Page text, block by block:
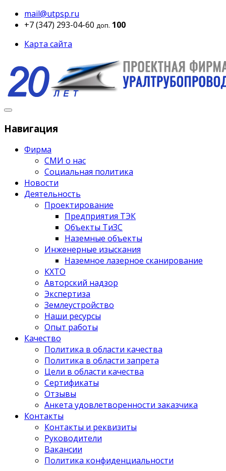
mail@utpsp.ru
+7 (347) 293-04-60 доп. 100
Карта сайта
Навигация
Фирма
СМИ о нас
Социальная политика
Новости
Деятельность
Проектирование
Предприятия ТЭК
Объекты ТиЗС
Наземные объекты
Инженерные изыскания
Наземное лазерное сканирование
КХТО
Авторский надзор
Экспертиза
Землеустройство
Наши ресурсы
Опыт работы
Качество
Политика в области качества
Политика в области запрета
Цели в области качества
Сертификаты
Отзывы
Анкета удовлетворенности заказчика
Контакты
­Контакты и реквизиты
Руководители
Вакансии
Политика конфиденциальности